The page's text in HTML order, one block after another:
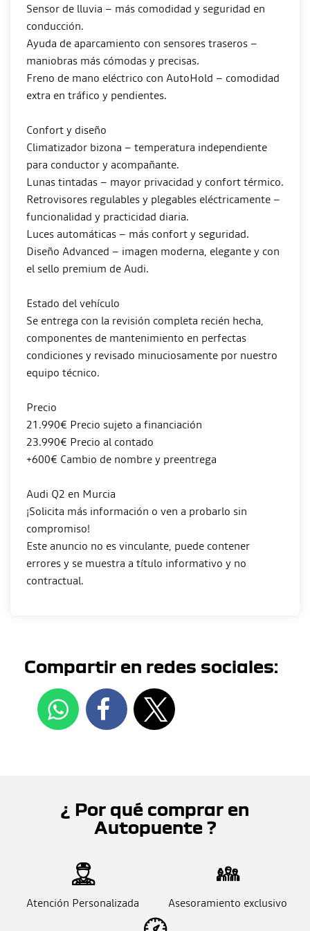
Sensor de lluvia – más comodidad y seguridad en
conducción.
Ayuda de aparcamiento con sensores traseros –
maniobras más cómodas y precisas.
Freno de mano eléctrico con AutoHold – comodidad
extra en tráfico y pendientes.
Confort y diseño
Climatizador bizona – temperatura independiente
para conductor y acompañante.
Lunas tintadas – mayor privacidad y confort térmico.
Retrovisores regulables y plegables eléctricamente –
funcionalidad y practicidad diaria.
Luces automáticas – más confort y seguridad.
Diseño Advanced – imagen moderna, elegante y con
el sello premium de Audi.
Estado del vehículo
Se entrega con la revisión completa recién hecha,
componentes de mantenimiento en perfectas
condiciones y revisado minuciosamente por nuestro
equipo técnico.
Precio
21.990€ Precio sujeto a financiación
23.990€ Precio al contado
+600€ Cambio de nombre y preentrega
Audi Q2 en Murcia
¡Solicita más información o ven a probarlo sin
compromiso!
Este anuncio no es vinculante, puede contener
errores y se muestra a título informativo y no
Compartir en redes sociales:
¿ Por qué comprar en
Autopuente ?
Atención Personalizada Asesoramiento exclusivo